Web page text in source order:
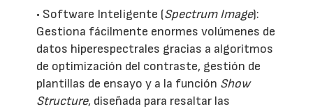
• Software Inteligente (Spectrum Image):
Gestiona fácilmente enormes volúmenes de
datos hiperespectrales gracias a algoritmos
de optimización del contraste, gestión de
plantillas de ensayo y a la función Show
Structure, diseñada para resaltar las